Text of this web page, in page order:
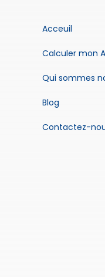
Acceuil
Calculer mon
Qui sommes
Blog
Contactez-